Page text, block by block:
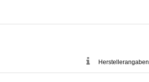
Herstellerangaben